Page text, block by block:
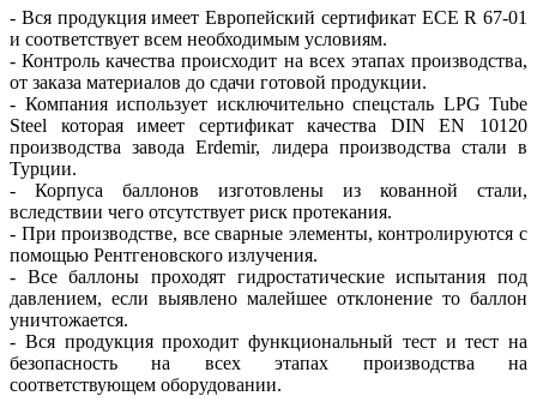
- Вся продукция имеет Европейский сертификат ECE R 67-01
и соответствует всем необходимым условиям.
- Контроль качества происходит на всех этапах производства,
от заказа материалов до сдачи готовой продукции.
- Компания использует исключительно спецсталь LPG Tube
Steel которая имеет сертификат качества DIN EN 10120
производства завода Erdemir, лидера производства стали в
Турции.
- Корпуса баллонов изготовлены из кованной стали,
вследствии чего отсутствует риск протекания.
- При производстве, все сварные элементы, контролируются с
помощью Рентгеновского излучения.
- Все баллоны проходят гидростатические испытания под
давлением, если выявлено малейшее отклонение то баллон
уничтожается.
- Вся продукция проходит функциональный тест и тест на
безопасность на всех этапах производства на
соответствующем оборудовании.